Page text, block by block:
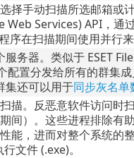
择手动扫描所选邮箱或
Web Services) API，
在扫描期间使用并行来
服务器。类似于 ESET
置分发给所有的群集
集还可以用于同步灰名单
描。反恶意软件访问时
间）。这些进程排除有
能，进而对整个系统的
文件 (.exe)。